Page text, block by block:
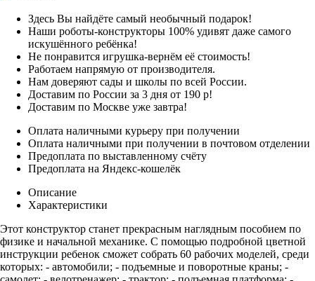
Здесь Вы найдёте самый необычный подарок!
Наши роботы-конструкторы 100% удивят даже самого
искушённого ребёнка!
Не понравится игрушка-вернём её стоимость!
Работаем напрямую от производителя.
Нам доверяют сады и школы по всей России.
Доставим по России за 3 дня от 190 р!
Доставим по Москве уже завтра!
Оплата наличными курьеру при получении
Оплата наличными при получении в почтовом отделении
Предоплата по выставленному счёту
Предоплата на Яндекс-кошелёк
Описание
Характеристики
Этот конструктор станет прекрасным наглядным пособием по
физике и начальной механике. С помощью подробной цветной
инструкции ребенок сможет собрать 60 рабочих моделей, среди
которых: - автомобили; - подъемные и поворотные краны; -